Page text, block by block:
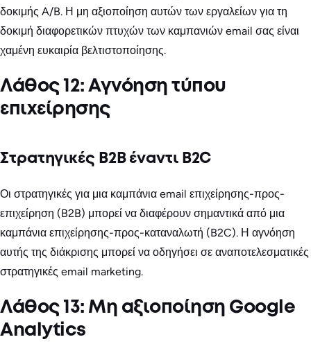
δοκιμής A/B. Η μη αξιοποίηση αυτών των εργαλείων για τη
δοκιμή διαφορετικών πτυχών των καμπανιών email σας είναι
χαμένη ευκαιρία βελτιστοποίησης.
Λάθος 12: Αγνόηση τύπου
επιχείρησης
Στρατηγικές B2B έναντι B2C
Οι στρατηγικές για μια καμπάνια email επιχείρησης-προς-
επιχείρηση (B2B) μπορεί να διαφέρουν σημαντικά από μια
καμπάνια επιχείρησης-προς-καταναλωτή (B2C). Η αγνόηση
αυτής της διάκρισης μπορεί να οδηγήσει σε αναποτελεσματικές
στρατηγικές email marketing.
Λάθος 13: Μη αξιοποίηση Google
Analytics